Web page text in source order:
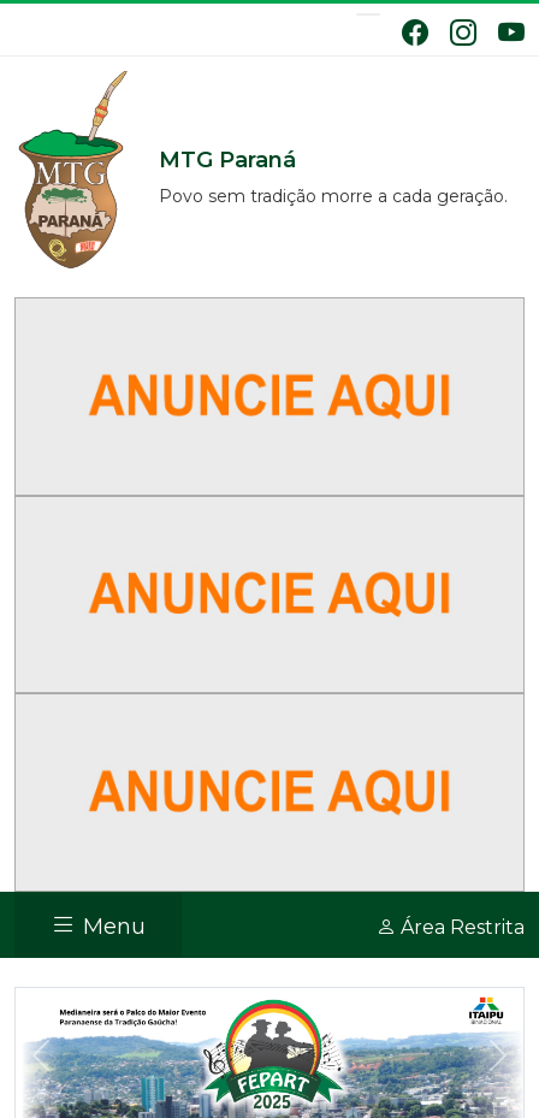
MTG Paraná
Povo sem tradição morre a cada geração.
Menu Área Restrita
Previous